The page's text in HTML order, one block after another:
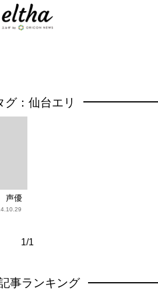
グ：仙台エリ
声優
1/1
事ランキング